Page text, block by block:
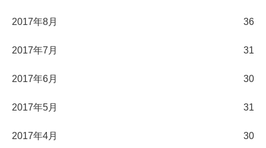
2017年8月 36
2017年7月 31
2017年6月 30
2017年5月 31
2017年4月 30